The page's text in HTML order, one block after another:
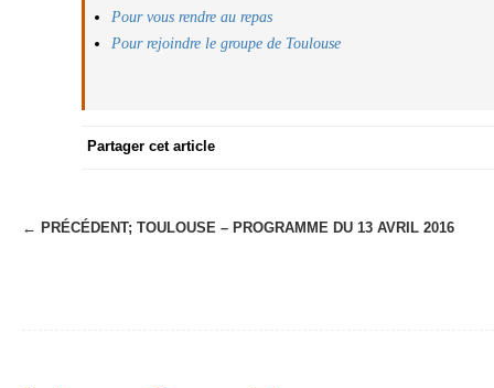
Pour vous rendre au repas
Pour rejoindre le groupe de Toulouse
Partager cet article
N
← PRÉCÉDENT; TOULOUSE – PROGRAMME DU 13 AVRIL 2016